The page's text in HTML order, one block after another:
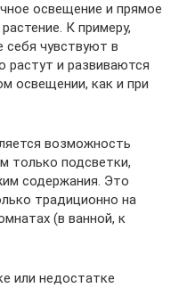
освещение и прямое
К примеру,
себя чувствуют в
растут и развиваются
освещении, как и при
возможность
только подсветки,
содержания. Это
традиционно на
(в ванной, к
или недостатке